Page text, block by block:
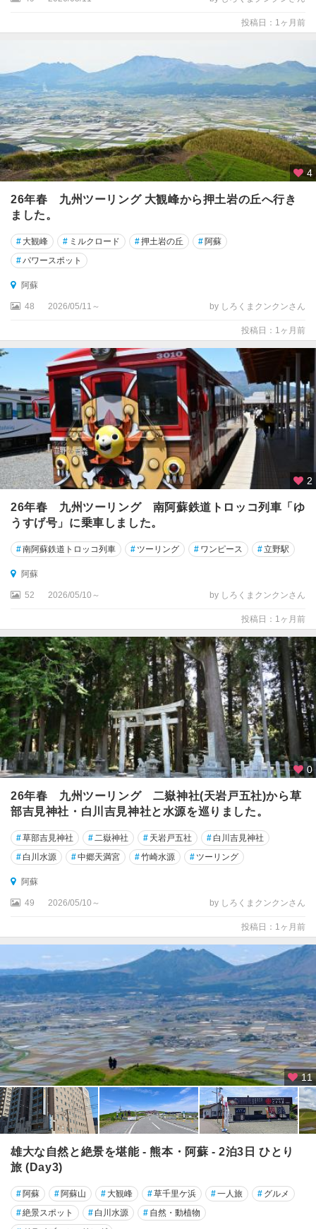
投稿日：1ヶ月前
4
26年春 九州ツーリング 大観峰から押土岩の丘へ行き
ました。
# 大観峰 # ミルクロード #押土岩の丘 #阿蘇
# パワースポット
阿蘇
48 2026/05/11～ by しろくまクンクンさん
投稿日：1ヶ月前
2
26年春 九州ツーリング 南阿蘇鉄道トロッコ列車「ゆ
うすげ号」に乗車しました。
#南阿蘇鉄道トロッコ列車 # ツーリング # ワンピース #立野駅
阿蘇
52 2026/05/10～ by しろくまクンクンさん
投稿日：1ヶ月前
0
26年春 九州ツーリング 二嶽神社(天岩戸五社)から草
部吉見神社・白川吉見神社と水源を巡りました。
#草部吉見神社 # 二嶽神社 # 天岩戸五社 # 白川吉見神社
# 白川水源 #中郷天満宮 #竹崎水源 # ツーリング
阿蘇
49 2026/05/10～ by しろくまクンクンさん
投稿日：1ヶ月前
11
雄大な自然と絶景を堪能 - 熊本・阿蘇 - 2泊3日 ひとり
旅 (Day3)
#阿蘇 #阿蘇山 # 大観峰 #草千里ケ浜 #一人旅 # グルメ
#絶景スポット # 白川水源 # 自然・動植物